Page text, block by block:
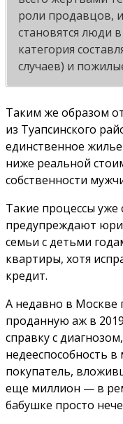
роли продавцов,
становятся люди
категория
случаев) и
Таким же образом
из Туапсинского
единственное
ниже реальной
собственности
Такие процессы уже
предупреждают
семьи с детьми
квартиры, хотя
кредит.
А недавно в Москве
проданную аж в
справку с
недееспособность в
покупатель,
еще миллион — в
бабушке просто